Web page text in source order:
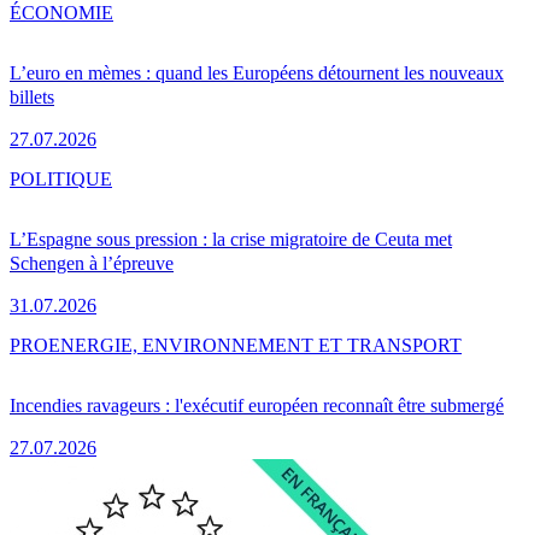
L’euro en mèmes : quand les Européens détournent les nouveaux
billets
27.07.2026
ÉCONOMIE
L’Espagne sous pression : la crise migratoire de Ceuta met
Schengen à l’épreuve
31.07.2026
POLITIQUE
Incendies ravageurs : l'exécutif européen reconnaît être submergé
27.07.2026
PROENERGIE, ENVIRONNEMENT ET TRANSPORT